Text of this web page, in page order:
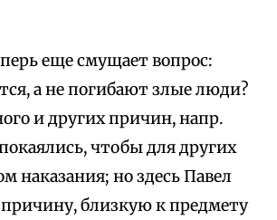
еще смущает вопрос:
а не погибают злые люди?
и других причин, напр.
чтобы для других
наказания; но здесь Павел
причину, близкую к предмету